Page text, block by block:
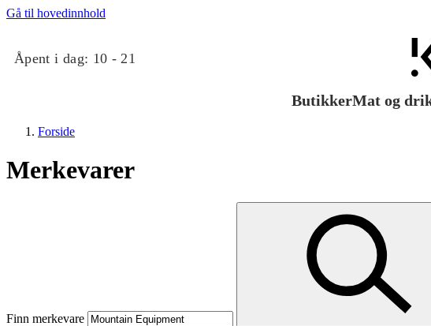
Gå til hovedinnhold
Åpent i dag: 10 - 21
ButikkerMat og
Mat og drikke
Forside
Merkevarer
Finn merkevare